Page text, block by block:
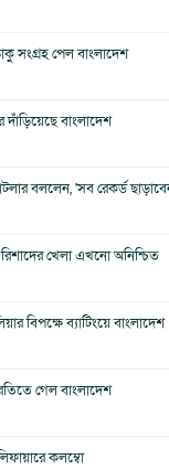
সংগ্রহ পেল বাংলাদেশ
দাঁড়িয়েছে বাংলাদেশ
বললেন, 'সব রেকর্ড
খেলা এখনো অনিশ্চিত
বিপক্ষে ব্যাটিংয়ে বাংলাদেশ
গেল বাংলাদেশ
কলম্বো